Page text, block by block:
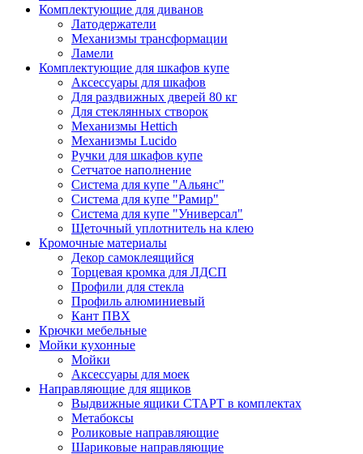
Комплектующие для диванов
Латодержатели
Механизмы трансформации
Ламели
Комплектующие для шкафов купе
Аксессуары для шкафов
Для раздвижных дверей 80 кг
Для стеклянных створок
Механизмы Hettich
Механизмы Lucido
Ручки для шкафов купе
Сетчатое наполнение
Система для купе "Альянс"
Система для купе "Рамир"
Система для купе "Универсал"
Щеточный уплотнитель на клею
Кромочные материалы
Декор самоклеящийся
Торцевая кромка для ЛДСП
Профили для стекла
Профиль алюминиевый
Кант ПВХ
Крючки мебельные
Мойки кухонные
Мойки
Аксессуары для моек
Направляющие для ящиков
Выдвижные ящики СТАРТ в комплектах
Метабоксы
Роликовые направляющие
Шариковые направляющие